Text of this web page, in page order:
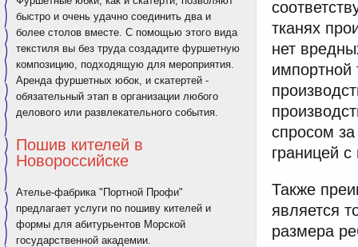
быстро и очень удачно соединить два и
более столов вместе. С помощью этого вида
текстиля вы без труда создадите фуршетную
композицию, подходящую для мероприятия.
Аренда фуршетных юбок, и скатертей -
обязательный этап в организации любого
делового или развлекательного события.
Пошив кителей в
Новороссийске
Ателье-фабрика "Портной Профи"
предлагает услуги по пошиву кителей и
формы для абитурьентов Морской
государственной академии.
тканях
нет
импортной
спросом
границей
Также
является
размера